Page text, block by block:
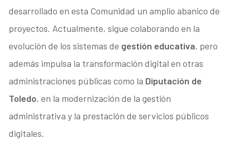
desarrollado en esta Comunidad un amplio abanico de
proyectos. Actualmente, sigue colaborando en la
evolución de los sistemas de gestión educativa, pero
además impulsa la transformación digital en otras
administraciones públicas como la Diputación de
Toledo, en la modernización de la gestión
administrativa y la prestación de servicios públicos
digitales.